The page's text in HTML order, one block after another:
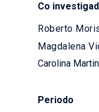
Co
Roberto
Magdalena
Carolina
Periodo